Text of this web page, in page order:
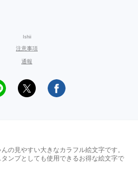
Ishii
注意事項
通報
の見やすい大きなカラフル絵文字です。
ンプとしても使用できるお得な絵文字で